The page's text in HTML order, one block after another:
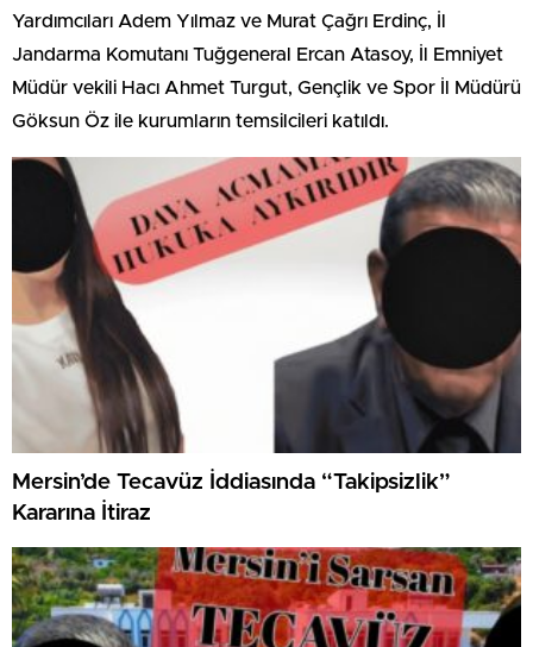
Yardımcıları Adem Yılmaz ve Murat Çağrı Erdinç, İl
Jandarma Komutanı Tuğgeneral Ercan Atasoy, İl Emniyet
Müdür vekili Hacı Ahmet Turgut, Gençlik ve Spor İl Müdürü
Göksun Öz ile kurumların temsilcileri katıldı.
Mersin’de Tecavüz İddiasında “Takipsizlik”
Kararına İtiraz